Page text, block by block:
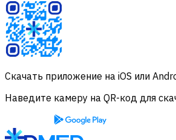
Скачать приложение на iOS или
Наведите камеру на QR-код для